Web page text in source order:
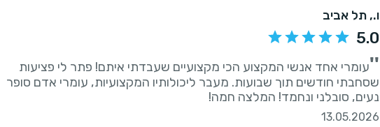
ו., תל אביב
5.0
''עומרי אחד אנשי המקצוע הכי מקצועיים שעבדתי איתם! פתר לי פציעות
שסחבתי חודשים תוך שבועות. מעבר ליכולותיו המקצועיות, עומרי אדם סופר
נעים, סובלני ונחמד! המלצה חמה!
13.05.2026